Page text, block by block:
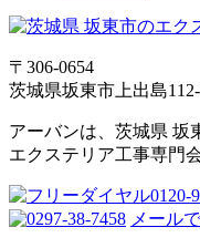
〒306-0654
茨城県坂東市上出島112-
アーバンは、茨城県 坂
エクステリア工事専門
メール